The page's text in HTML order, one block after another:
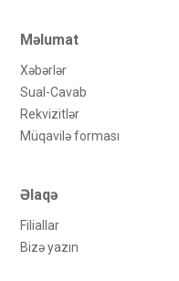
Məlumat
Xəbərlər
Sual-Cavab
Rekvizitlər
Müqavilə forması
Əlaqə
Filiallar
Bizə yazın